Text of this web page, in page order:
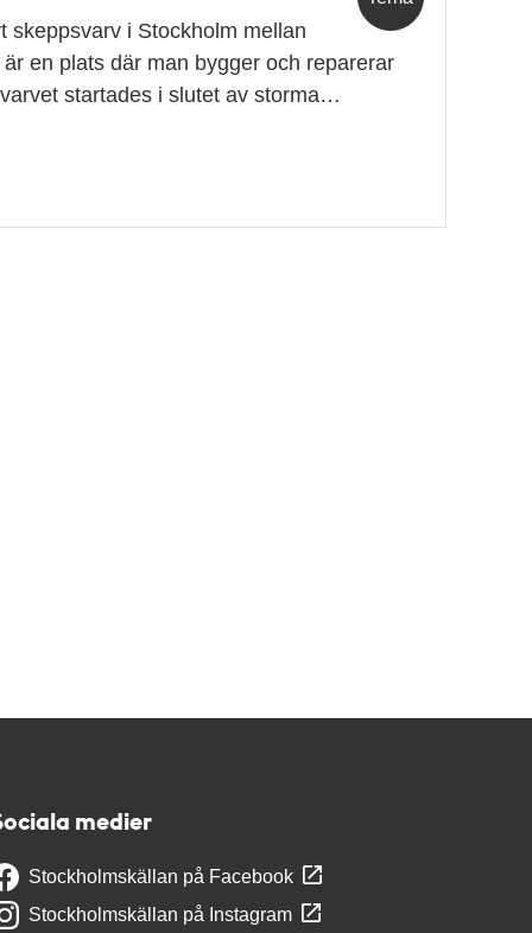
skeppsvarv i Stockholm mellan
en plats där man bygger och reparerar
startades i slutet av storma…
medier
Stockholmskällan på Facebook
Stockholmskällan på Instagram